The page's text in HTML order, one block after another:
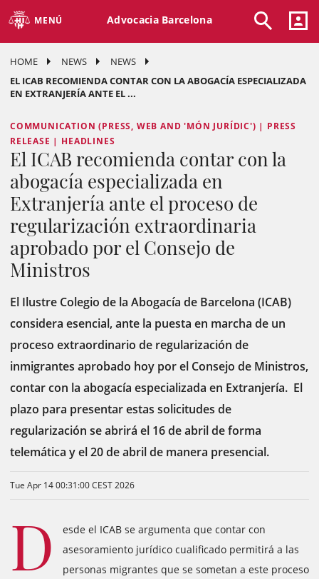
MENÚ Advocacia Barcelona
HOME NEWS
NEWS
EL ICAB RECOMIENDA CONTAR CON LA ABOGACÍA ESPECIALIZADA
EN EXTRANJERÍA ANTE EL ...
COMMUNICATION (PRESS, WEB AND 'MÓN JURÍDIC') | PRESS
RELEASE | HEADLINES
El ICAB recomienda contar con la
abogacía especializada en
Extranjería ante el proceso de
regularización extraordinaria
aprobado por el Consejo de
Ministros
El Ilustre Colegio de la Abogacía de Barcelona (ICAB)
considera esencial, ante la puesta en marcha de un
proceso extraordinario de regularización de
inmigrantes aprobado hoy por el Consejo de Ministros,
contar con la abogacía especializada en Extranjería. El
plazo para presentar estas solicitudes de
regularización se abrirá el 16 de abril de forma
telemática y el 20 de abril de manera presencial.
Tue Apr 14 00:31:00 CEST 2026
D
esde el ICAB se argumenta que contar con
asesoramiento jurídico cualificado permitirá a las
personas migrantes que se sometan a este proceso